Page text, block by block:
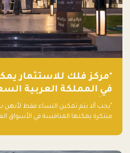
"مركز فلك للاستثمار
في المملكة العربية
ناشئة تلو الأخرى."
"يجب ألا يتم تمكين النساء فقط لأنهن
مبتكرة يمكنها المنافسة في الأسواق